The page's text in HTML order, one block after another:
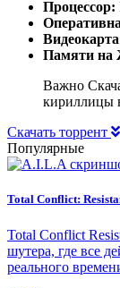
Процессор:
Памяти на
Важно
кириллицы
Скачать торрент
Популярные
Total Conflict:
Total Conflict
шутера, где все
реального